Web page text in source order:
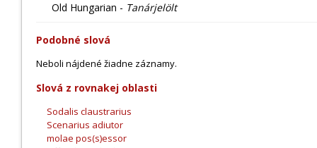
Old Hungarian - Tanárjelölt
Podobné slová
Neboli nájdené žiadne záznamy.
Slová z rovnakej oblasti
Sodalis claustrarius
Scenarius adiutor
molae pos(s)essor